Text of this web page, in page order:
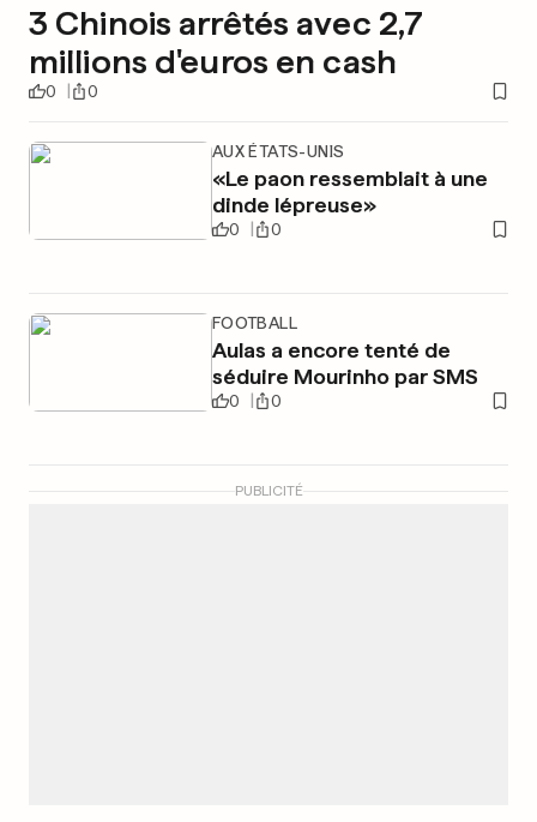
3 Chinois arrêtés avec 2,7
millions d'euros en cash
0 0
AUX ÉTATS-UNIS
«Le paon ressemblait à une
dinde lépreuse»
0 0
FOOTBALL
Aulas a encore tenté de
séduire Mourinho par SMS
0 0
PUBLICITÉ